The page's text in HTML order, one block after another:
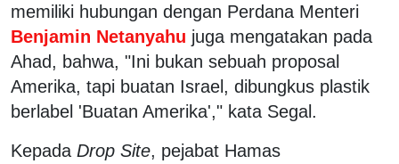
memiliki hubungan dengan Perdana Menteri
Benjamin Netanyahu juga mengatakan pada
Ahad, bahwa, "Ini bukan sebuah proposal
Amerika, tapi buatan Israel, dibungkus plastik
berlabel 'Buatan Amerika'," kata Segal.
Kepada Drop Site, pejabat Hamas